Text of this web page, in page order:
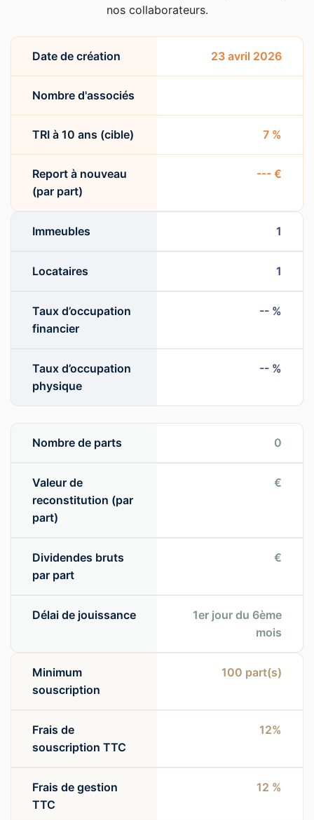
nos collaborateurs.
Date de création 23 avril 2026
Nombre d'associés
TRI à 10 ans (cible) 7 %
Report à nouveau
(par part)
--- €
Immeubles 1
Locataires 1
Taux d’occupation
financier
-- %
Taux d’occupation
physique
-- %
Nombre de parts 0
Valeur de
reconstitution (par
part)
€
Dividendes bruts
par part
€
Délai de jouissance
1er jour du 6ème
mois
Minimum
souscription
100 part(s)
Frais de
souscription TTC
12%
Frais de gestion
TTC
12 %